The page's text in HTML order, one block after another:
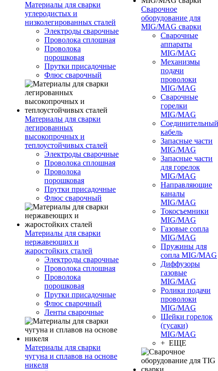
Материалы для сварки
углеродистых и
низколегированных сталей
Электроды сварочные
Проволока сплошная
Проволока
порошковая
Прутки присадочные
Флюс сварочный
Материалы для сварки
легированных
высокопрочных и
теплоустойчивых сталей
Электроды сварочные
Проволока сплошная
Проволока
порошковая
Прутки присадочные
Флюс сварочный
Материалы для сварки
нержавеющих и
жаростойких сталей
Электроды сварочные
Проволока сплошная
Проволока
порошковая
Прутки присадочные
Флюс сварочный
Ленты сварочные
Материалы для сварки
чугуна и сплавов на основе
никеля
Сварочное
оборудование для
MIG/MAG сварки
Сварочные
аппараты
MIG/MAG
Механизмы
подачи
проволоки
MIG/MAG
Сварочные
горелки
MIG/MAG
Соединительный
кабель
Запасные части
MIG/MAG
Запасные части
для горелок
MIG/MAG
Направляющие
каналы
MIG/MAG
Токосъемники
MIG/MAG
Газовые сопла
MIG/MAG
Пружины для
сопла MIG/MAG
Диффузоры
газовые
MIG/MAG
Ролики подачи
проволоки
MIG/MAG
Шейки горелок
(гусаки)
MIG/MAG
+ ЕЩЕ